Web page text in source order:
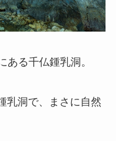
ある千仏鍾乳洞。
乳洞で、まさに自然